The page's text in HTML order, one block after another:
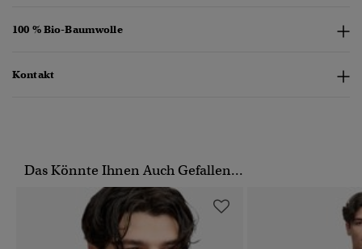
100 % Bio-Baumwolle
Kontakt
Das Könnte Ihnen Auch Gefallen...